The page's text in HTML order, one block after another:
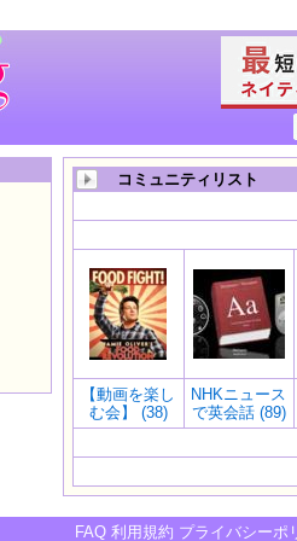
コミュニティリスト
【動画を楽し
む会】 (38)
NHKニュース
で英会話 (89)
FAQ 利用規約 プライバシーポ